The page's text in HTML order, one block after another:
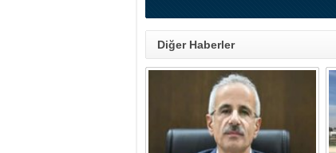
Diğer Haberler